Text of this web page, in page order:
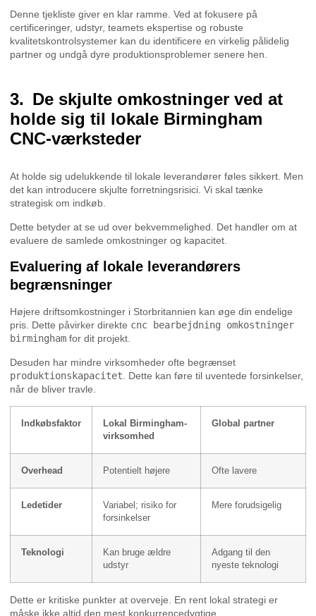
Denne tjekliste giver en klar ramme. Ved at fokusere på
certificeringer, udstyr, teamets ekspertise og robuste
kvalitetskontrolsystemer kan du identificere en virkelig pålidelig
partner og undgå dyre produktionsproblemer senere hen.
De skjulte omkostninger ved at
holde sig til lokale Birmingham
CNC-værksteder
At holde sig udelukkende til lokale leverandører føles sikkert. Men
det kan introducere skjulte forretningsrisici. Vi skal tænke
strategisk om indkøb.
Dette betyder at se ud over bekvemmelighed. Det handler om at
evaluere de samlede omkostninger og kapacitet.
Evaluering af lokale leverandørers
begrænsninger
Højere driftsomkostninger i Storbritannien kan øge din endelige
pris. Dette påvirker direkte cnc bearbejdning omkostninger
birmingham for dit projekt.
Desuden har mindre virksomheder ofte begrænset
produktionskapacitet . Dette kan føre til uventede forsinkelser,
når de bliver travle.
Indkøbsfaktor
Lokal Birmingham-
virksomhed
Global partner
Overhead Potentielt højere Ofte lavere
Ledetider
Variabel; risiko for
forsinkelser
Mere forudsigelig
Teknologi
Kan bruge ældre
udstyr
Adgang til den
nyeste teknologi
Dette er kritiske punkter at overveje. En rent lokal strategi er
måske ikke altid den mest konkurrencedygtige.